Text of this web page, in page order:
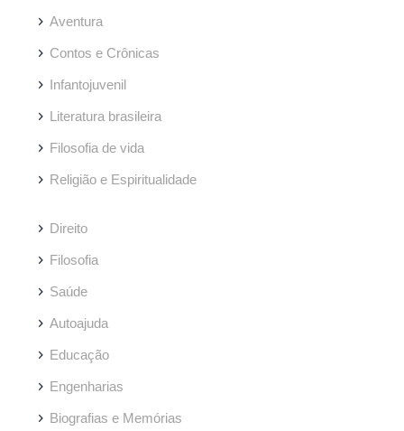
Aventura
Contos e Crônicas
Infantojuvenil
Literatura brasileira
Filosofia de vida
Religião e Espiritualidade
Direito
Filosofia
Saúde
Autoajuda
Educação
Engenharias
Biografias e Memórias